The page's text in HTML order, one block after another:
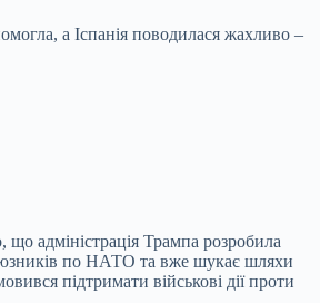
а Іспанія поводилася жахливо –
що адміністрація Трампа розробила
по НАТО та вже шукає шляхи
підтримати військові дії проти